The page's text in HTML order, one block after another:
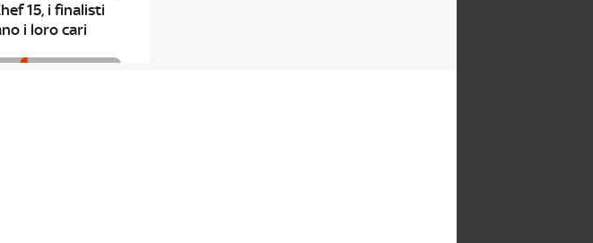
15, i finalisti
i loro cari